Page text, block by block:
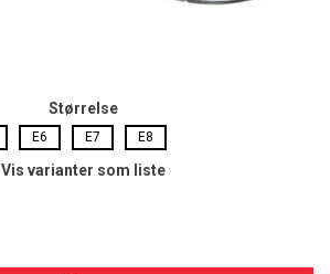
Størrelse
E6 E7 E8
Vis varianter som liste